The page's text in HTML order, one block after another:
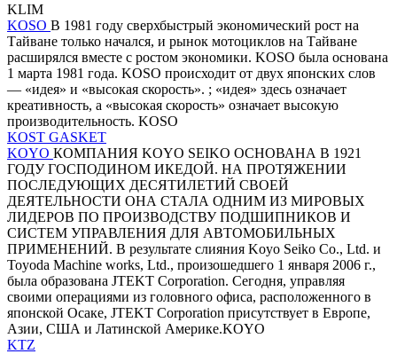
KLIM
KOSO В 1981 году сверхбыстрый экономический рост на
Тайване только начался, и рынок мотоциклов на Тайване
расширялся вместе с ростом экономики. KOSO была основана
1 марта 1981 года. KOSO происходит от двух японских слов
— «идея» и «высокая скорость». ; «идея» здесь означает
креативность, а «высокая скорость» означает высокую
производительность. KOSO
KOST GASKET
KOYO КОМПАНИЯ KOYO SEIKO ОСНОВАНА В 1921
ГОДУ ГОСПОДИНОМ ИКЕДОЙ. НА ПРОТЯЖЕНИИ
ПОСЛЕДУЮЩИХ ДЕСЯТИЛЕТИЙ СВОЕЙ
ДЕЯТЕЛЬНОСТИ ОНА СТАЛА ОДНИМ ИЗ МИРОВЫХ
ЛИДЕРОВ ПО ПРОИЗВОДСТВУ ПОДШИПНИКОВ И
СИСТЕМ УПРАВЛЕНИЯ ДЛЯ АВТОМОБИЛЬНЫХ
ПРИМЕНЕНИЙ. В результате слияния Koyo Seiko Co., Ltd. и
Toyoda Machine works, Ltd., произошедшего 1 января 2006 г.,
была образована JTEKT Corporation. Сегодня, управляя
своими операциями из головного офиса, расположенного в
японской Осаке, JTEKT Corporation присутствует в Европе,
Азии, США и Латинской Америке.KOYO
KTZ